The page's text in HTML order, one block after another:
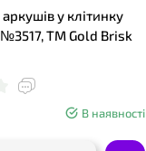
у клітинку
ТМ Gold Brisk
В наявності